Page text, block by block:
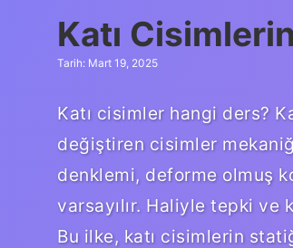
Katı
Tarih: Mart 19, 2025
Katı cisimler hangi ders?
değiştiren cisimler
denklemi, deforme olmuş
varsayılır. Haliyle tepki ve
Bu ilke, katı cisimlerin